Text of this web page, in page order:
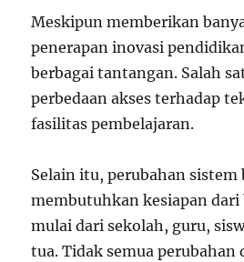
Meskipun memberikan
penerapan inovasi
berbagai tantangan. Salah
perbedaan akses terhadap
fasilitas pembelajaran.
Selain itu, perubahan sistem
membutuhkan kesiapan dari
mulai dari sekolah, guru,
tua. Tidak semua perubahan